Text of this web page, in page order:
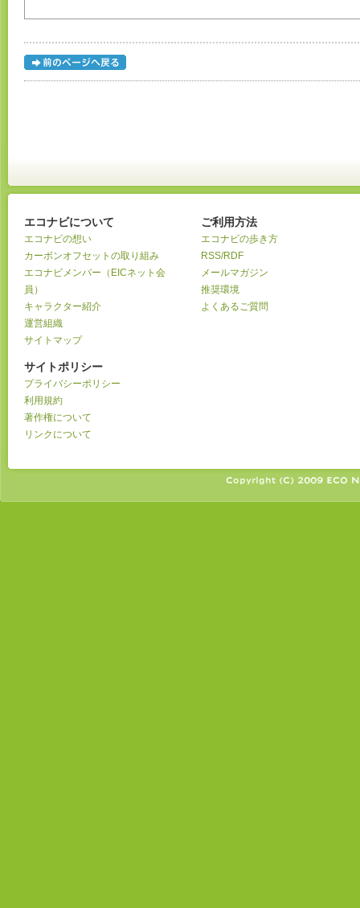
エコナビについて
エコナビの想い
カーボンオフセットの取り組み
エコナビメンバー（EICネット会
員）
キャラクター紹介
運営組織
サイトマップ
サイトポリシー
プライバシーポリシー
利用規約
著作権について
リンクについて
ご利用方法
エコナビの歩き方
RSS/RDF
メールマガジン
推奨環境
よくあるご質問